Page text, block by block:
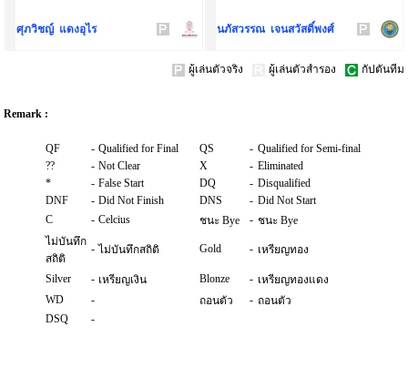
ศุภวิชญ์ แดงอุไร นภัสวรรณ เจนสวัสดิ์พงศ์
ผู้เล่นตัวจริง ผู้เล่นตัวสำรอง กัปตันทีม
Remark :
QF - Qualified for Final QS - Qualified for Semi-final
??
- Not Clear X - Eliminated
*
- False Start DQ - Disqualified
DNF
- Did Not Finish DNS - Did Not Start
C
- Celcius ชนะ Bye - ชนะ Bye
ไม่บันทึก
สถิติ
- ไม่บันทึกสถิติ Gold - เหรียญทอง
Silver - เหรียญเงิน Blonze - เหรียญทองแดง
WD
- ถอนตัว - ถอนตัว
DSQ
-